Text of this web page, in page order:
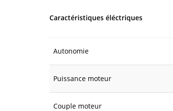
Caractéristiques éléctriques
Autonomie
Puissance moteur
Couple moteur